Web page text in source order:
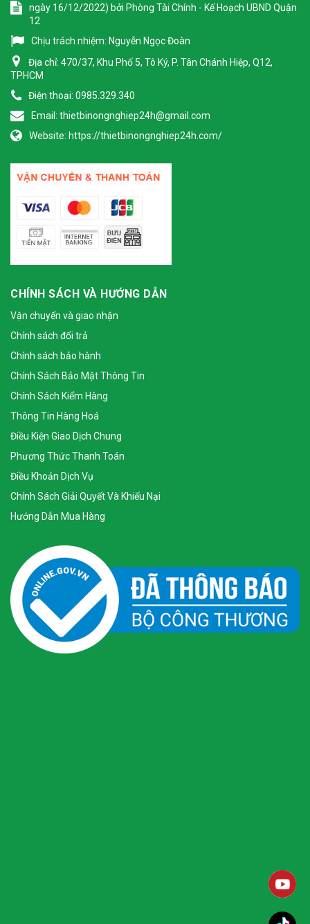
ngày 16/12/2022) bởi Phòng Tài Chính - Kế Hoạch UBND Quận
12
Chịu trách nhiệm: Nguyễn Ngọc Đoàn
Địa chỉ: 470/37, Khu Phố 5, Tô Ký, P. Tân Chánh Hiệp, Q12,
TPHCM
Điện thoại: 0985.329.340
Email: thietbinongnghiep24h@gmail.com
Website: https://thietbinongnghiep24h.com/
CHÍNH SÁCH VÀ HƯỚNG DẪN
Vận chuyển và giao nhận
Chính sách đổi trả
Chính sách bảo hành
Chính Sách Bảo Mật Thông Tin
Chính Sách Kiểm Hàng
Thông Tin Hàng Hoá
Điều Kiện Giao Dịch Chung
Phương Thức Thanh Toán
Điều Khoản Dịch Vụ
Chính Sách Giải Quyết Và Khiếu Nại
Hướng Dẫn Mua Hàng